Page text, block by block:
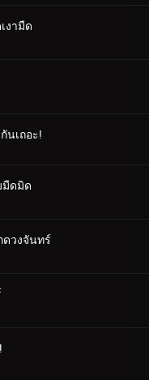
งามืด
นเถอะ!
มืดมิด
วงจันทร์